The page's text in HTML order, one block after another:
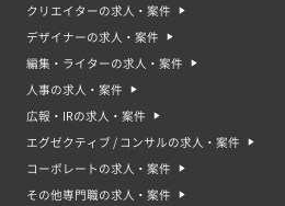
クリエイターの求人・案件
デザイナーの求人・案件
編集・ライターの求人・案件
人事の求人・案件
広報・IRの求人・案件
エグゼクティブ / コンサルの求人・案件
コーポレートの求人・案件
その他専門職の求人・案件